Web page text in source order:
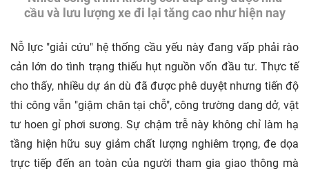
cầu và lưu lượng xe đi lại tăng cao như hiện nay
Nỗ lực "giải cứu" hệ thống cầu yếu này đang vấp phải rào
cản lớn do tình trạng thiếu hụt nguồn vốn đầu tư. Thực tế
cho thấy, nhiều dự án dù đã được phê duyệt nhưng tiến độ
thi công vẫn "giậm chân tại chỗ", công trường dang dở, vật
tư hoen gỉ phơi sương. Sự chậm trễ này không chỉ làm hạ
tầng hiện hữu suy giảm chất lượng nghiêm trọng, đe dọa
trực tiếp đến an toàn của người tham gia giao thông mà